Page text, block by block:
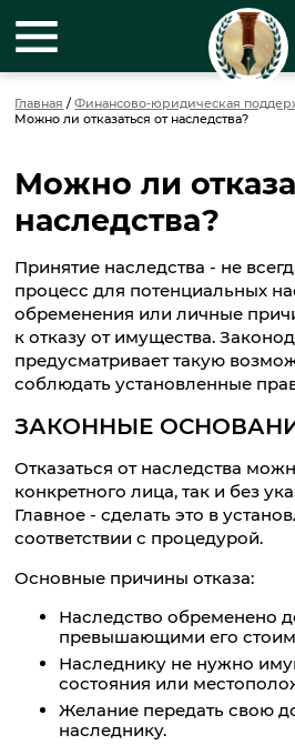
Главная /Финансово-юридическая
Можно ли отказаться от наследства?
Можно ли
наследства?
Принятие наследства - не
процесс для потенциальных
обременения или личные
к отказу от имущества.
предусматривает такую
соблюдать установленные
ЗАКОННЫЕ
Отказаться от наследства
конкретного лица, так и без
Главное - сделать это в
соответствии с процедурой.
Основные причины отказа:
Наследство обременено
превышающими его
Наследнику не нужно
состояния или
Желание передать свою
наследнику.